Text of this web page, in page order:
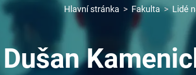
Hlavní stránka Fakulta Lidé